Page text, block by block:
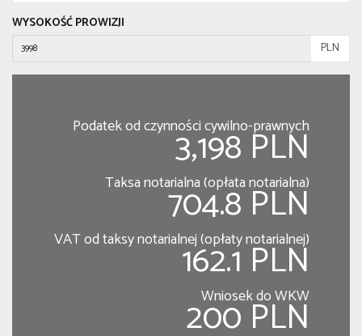
WYSOKOŚĆ PROWIZJI
PLN
Podatek od czynności cywilno-prawnych
3,198 PLN
Taksa notarialna (opłata notarialna)
704.8 PLN
VAT od taksy notarialnej (opłaty notarialnej)
162.1 PLN
Wniosek do WKW
200 PLN